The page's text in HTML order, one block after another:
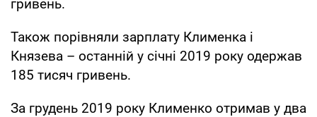
гривень.
Також порівняли зарплату Клименка і
Князева – останній у січні 2019 року одержав
185 тисяч гривень.
За грудень 2019 року Клименко отримав у два